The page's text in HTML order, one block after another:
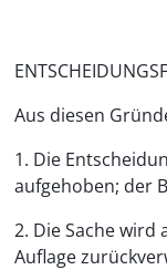
Aus diesen
1. Die
aufgehoben; der
2. Die Sache
Auflage